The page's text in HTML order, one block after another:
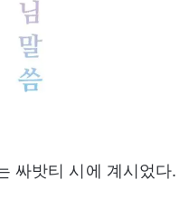
싸밧티 시에 계시었다.